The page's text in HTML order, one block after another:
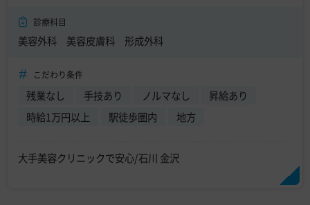
診療科目
美容外科 美容皮膚科 形成外科
こだわり条件
残業なし 手技あり ノルマなし
昇給あり
時給1万円以上
駅徒歩圏内 地方
大手美容クリニックで安心/石川 金沢